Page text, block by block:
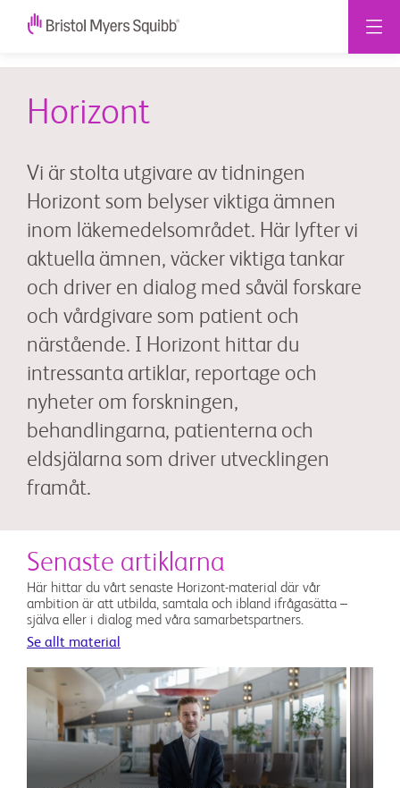
Horizont
Vi är stolta utgivare av tidningen
Horizont som belyser viktiga ämnen
inom läkemedelsområdet. Här lyfter vi
aktuella ämnen, väcker viktiga tankar
och driver en dialog med såväl forskare
och vårdgivare som patient och
närstående. I Horizont hittar du
intressanta artiklar, reportage och
nyheter om forskningen,
behandlingarna, patienterna och
eldsjälarna som driver utvecklingen
framåt.
Senaste artiklarna
Här hittar du vårt senaste Horizont-material där vår
ambition är att utbilda, samtala och ibland ifrågasätta –
själva eller i dialog med våra samarbetspartners.
Se allt material